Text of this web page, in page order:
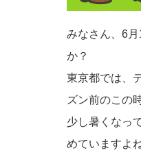
みなさん、6
か？
東京都では、
ズン前のこの
少し暑くなっ
めていますよね